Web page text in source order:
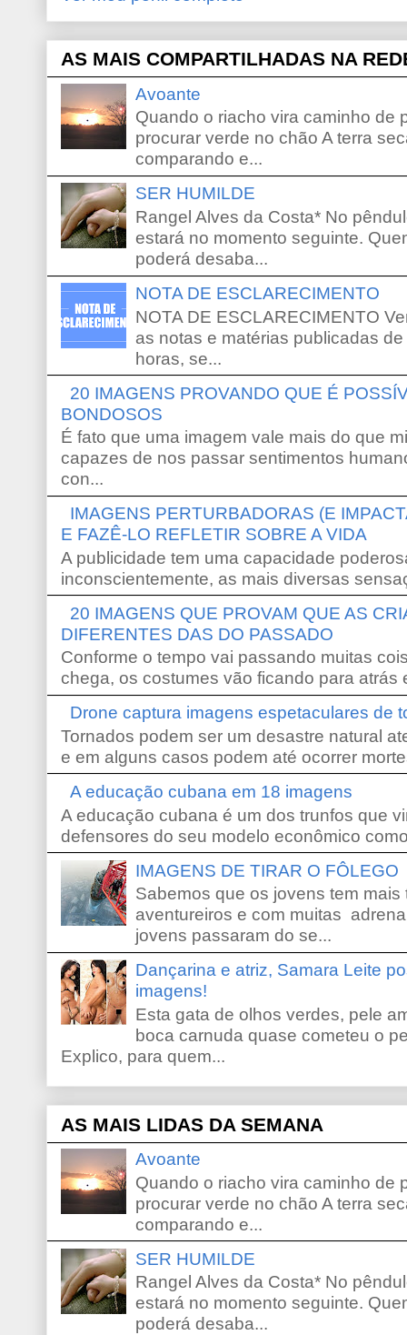
AS MAIS COMPARTILHADAS NA
Avoante
Quando o riacho vira caminho de
procurar verde no chão A terra
comparando e...
SER HUMILDE
Rangel Alves da Costa* No
estará no momento seguinte.
poderá desaba...
NOTA DE ESCLARECIMENTO
NOTA DE ESCLARECIMENTO
as notas e matérias publicadas
horas, se...
20 IMAGENS PROVANDO QUE É
BONDOSOS
É fato que uma imagem vale mais do que
capazes de nos passar sentimentos
con...
IMAGENS PERTURBADORAS (E
E FAZÊ-LO REFLETIR SOBRE A VIDA
A publicidade tem uma capacidade
inconscientemente, as mais diversas
20 IMAGENS QUE PROVAM QUE AS
DIFERENTES DAS DO PASSADO
Conforme o tempo vai passando muitas
chega, os costumes vão ficando para atrás
Drone captura imagens espetaculares de
Tornados podem ser um desastre natural
e em alguns casos podem até ocorrer
A educação cubana em 18 imagens
A educação cubana é um dos trunfos que
defensores do seu modelo econômico
IMAGENS DE TIRAR O FÔLEGO
Sabemos que os jovens tem
aventureiros e com muitas
jovens passaram do se...
Dançarina e atriz, Samara Leite
imagens!
Esta gata de olhos verdes, pele
boca carnuda quase cometeu o
Explico, para quem...
AS MAIS LIDAS DA SEMANA
Avoante
Quando o riacho vira caminho de
procurar verde no chão A terra
comparando e...
SER HUMILDE
Rangel Alves da Costa* No
estará no momento seguinte.
poderá desaba...